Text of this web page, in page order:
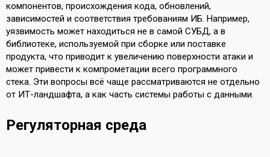
компонентов, происхождения кода, обновлений,
зависимостей и соответствия требованиям ИБ. Например,
уязвимость может находиться не в самой СУБД, а в
библиотеке, используемой при сборке или поставке
продукта, что приводит к увеличению поверхности атаки и
может привести к компрометации всего программного
стека. Эти вопросы всё чаще рассматриваются не отдельно
от ИТ-ландшафта, а как часть системы работы с данными.
Регуляторная среда